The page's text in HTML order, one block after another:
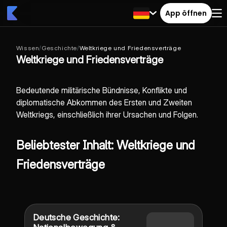
App öffnen
Wissen/Geschichte/Weltkriege und Friedensverträge
Weltkriege und Friedensverträge
Bedeutende militärische Bündnisse, Konflikte und
diplomatische Abkommen des Ersten und Zweiten
Weltkriegs, einschließlich ihrer Ursachen und Folgen.
Beliebtester Inhalt: Weltkriege und
Friedensverträge
Deutsche Geschichte: